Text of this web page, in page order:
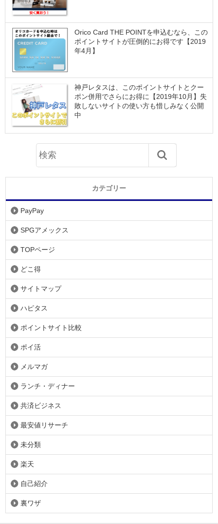
Orico Card THE POINTを申込むなら、この
ポイントサイトが圧倒的にお得です【2019
年4月】
神戸レタスは、このポイントサイトとクー
ポン併用でさらにお得に【2019年10月】失
敗しないサイトの使い方も惜しみなく公開
中
カテゴリー
PayPay
SPGアメックス
TOPページ
どこ得
サイトマップ
ハピタス
ポイントサイト比較
ポイ活
メルマガ
ランチ・ディナー
共済ビジネス
最安値リサーチ
未分類
楽天
自己紹介
裏ワザ